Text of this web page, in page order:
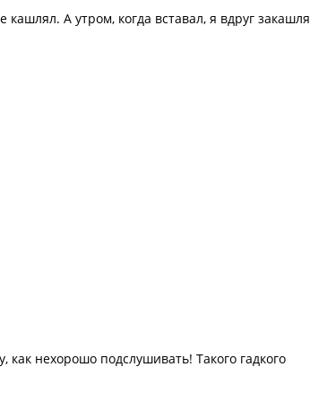
А утром, когда вставал, я вдруг
нехорошо подслушивать! Такого гадкого